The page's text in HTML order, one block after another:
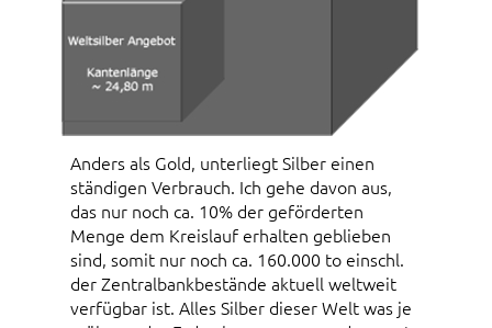
Anders als Gold, unterliegt Silber einen
ständigen Verbrauch. Ich gehe davon aus,
das nur noch ca. 10% der geförderten
Menge dem Kreislauf erhalten geblieben
sind, somit nur noch ca. 160.000 to einschl.
der Zentralbankbestände aktuell weltweit
verfügbar ist. Alles Silber dieser Welt was je